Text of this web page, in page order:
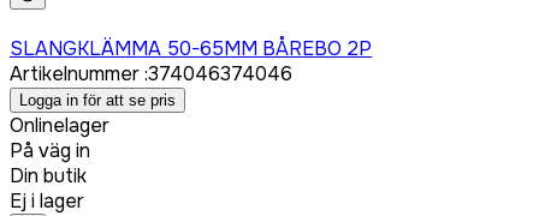
SLANGKLÄMMA 50-65MM BÅREBO 2P
Artikelnummer:374046374046
Logga in för att se pris
Onlinelager
På väg in
Din butik
Ej i lager